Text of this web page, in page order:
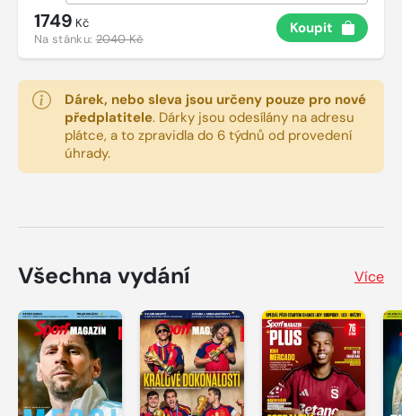
1749 Kč
Na stánku:2040 Kč
Koupit
Dárek, nebo sleva jsou určeny pouze pro nové
předplatitele. Dárky jsou odesílány na adresu
plátce, a to zpravidla do 6 týdnů od provedení
úhrady.
Všechna vydání Více